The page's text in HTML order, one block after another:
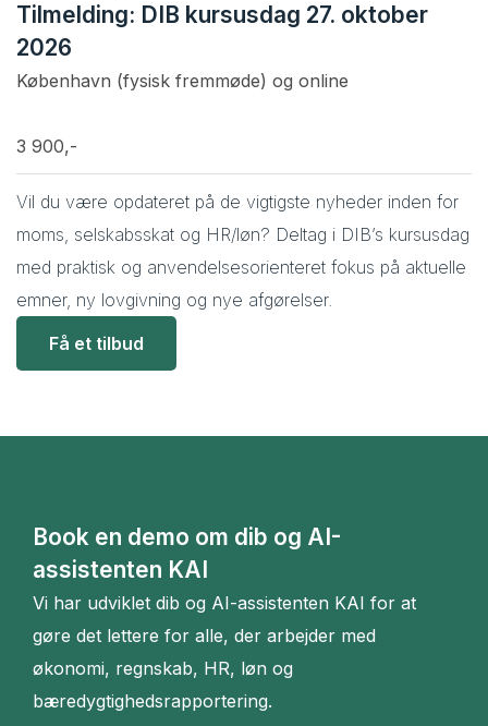
Tilmelding: DIB kursusdag 27. oktober
2026
København (fysisk fremmøde) og online
3 900,-
Vil du være opdateret på de vigtigste nyheder inden for
moms, selskabsskat og HR/løn? Deltag i DIB’s kursusdag
med praktisk og anvendelsesorienteret fokus på aktuelle
emner, ny lovgivning og nye afgørelser.
Få et tilbud
Book en demo om dib og AI-
assistenten KAI
Vi har udviklet dib og AI-assistenten KAI for at
gøre det lettere for alle, der arbejder med
økonomi, regnskab, HR, løn og
bæredygtighedsrapportering.